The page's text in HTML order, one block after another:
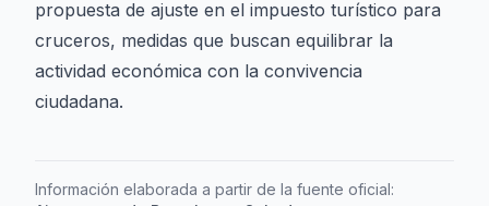
propuesta de ajuste en el impuesto turístico para
cruceros, medidas que buscan equilibrar la
actividad económica con la convivencia
ciudadana.
Información elaborada a partir de la fuente oficial: